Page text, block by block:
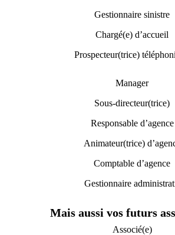
Gestionnaire sinistre
Chargé(e) d’accueil
Prospecteur(trice)
Manager
Sous-directeur(trice)
Responsable d’agence
Animateur(trice)
Comptable d’agence
Gestionnaire
Mais aussi vos futurs
Associé(e)